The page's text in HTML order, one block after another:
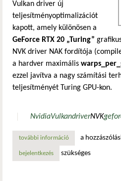
Vulkan driver új
teljesítményoptimalizációt
kapott, amely különösen a
GeForce RTX 20 „Turing”
NVK driver NAK fordítója
a hardver maximális
ezzel javítva a nagy számítási
teljesítményét Turing GPU-kon.
NvidiaVulkandriverNVK
további információmesa 26.0 nvk:
a
bejelentkezés szükséges